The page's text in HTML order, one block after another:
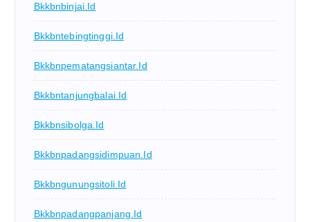
Bkkbnbinjai.id
Bkkbntebingtinggi.id
Bkkbnpematangsiantar.id
Bkkbntanjungbalai.id
Bkkbnsibolga.id
Bkkbnpadangsidimpuan.id
Bkkbngunungsitoli.id
Bkkbnpadangpanjang.id